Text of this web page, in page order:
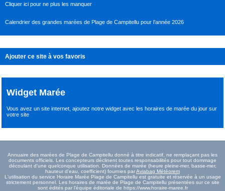
Cliquer ici pour ne plus les manquer
Calendrier des grandes marées de Plage de Campitellu pour l’année 2026
Ajouter ce site à vos favoris
Widget Marée
Vous avez un site internet,ajoutez notre widget avec les horaires de marée du joursur
votre site
Annuaire des marées de Plage de Campitellu donné à titre indicatif, ne remplaçant pas les
documents officiels. Les concepteurs déclinent toutes responsabilités pour tout dommage
découlant d'une quelconque utilisation. Données de marée (heure pleine-mer, basse-mer,
hauteur d'eau, coefficient) fournies parAviabag Météorem
L'utilisation du service Horaire Marée Plage de Campitellu est gratuite et réservée à un usage
strictement personnel. Les horaires de marée de Plage de Campitellu présentées sur ce site
sont édités par l'équipe éditoriale de https://www.horaire-maree.fr